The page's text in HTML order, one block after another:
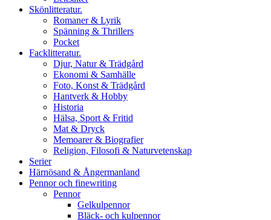
Skönlitteratur.
Romaner & Lyrik
Spänning & Thrillers
Pocket
Facklitteratur.
Djur, Natur & Trädgård
Ekonomi & Samhälle
Foto, Konst & Trädgård
Hantverk & Hobby
Historia
Hälsa, Sport & Fritid
Mat & Dryck
Memoarer & Biografier
Religion, Filosofi & Naturvetenskap
Serier
Härnösand & Ångermanland
Pennor och finewriting
Pennor
Gelkulpennor
Bläck- och kulpennor